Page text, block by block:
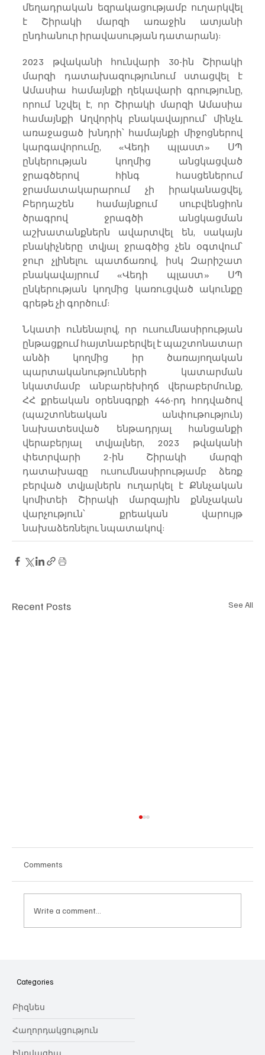
մեղադրական եզրակացությամբ ուղարկվել
է Շիրակի մարզի առաջին ատյանի
ընդհանուր իրավասության դատարան):
2023 թվականի հունվարի 30-ին Շիրակի
մարզի դատախազությունում ստացվել է
Ամասիա համայնքի ղեկավարի գրությունը,
որում նշվել է, որ Շիրակի մարզի Ամասիա
համայնքի Աղվորիկ բնակավայրում՝ մինչև
առաջացած խնդրի՝ համայնքի միջոցներով
կարգավորումը, «Վեդի պլաստ» ՍՊ
ընկերության կողմից անցկացված
ջրագծերով հինգ հասցեներում
ջրամատակարարում չի իրականացվել,
Բերդաշեն համայնքում սուբվենցիոն
ծրագրով ջրագծի անցկացման
աշխատանքներն ավարտվել են, սակայն
բնակիչները տվյալ ջրագծից չեն օգտվում՝
ջուր չլինելու պատճառով, իսկ Զարիշատ
բնակավայրում «Վեդի պլաստ» ՍՊ
ընկերության կողմից կառուցված ակունքը
գրեթե չի գործում:
Նկատի ունենալով, որ ուսումնասիրության
ընթացքում հայտնաբերվել է պաշտոնատար
անձի կողմից իր ծառայողական
պարտականությունների կատարման
նկատմամբ անբարեխիղճ վերաբերմունք,
ՀՀ քրեական օրենսգրքի 446-րդ հոդվածով
(պաշտոնեական անփութություն)
նախատեսված ենթադրյալ հանցանքի
վերաբերյալ տվյալներ, 2023 թվականի
փետրվարի 2-ին Շիրակի մարզի
դատախազը ուսումնասիրությամբ ձեռք
բերված տվյալներն ուղարկել է Քննչական
կոմիտեի Շիրակի մարզային քննչական
վարչություն՝ քրեական վարույթ
նախաձեռնելու նպատակով:
Recent Posts See All
նվիրում որոշում
Comments
Write a comment...
Categories
Բիզնես
Հաղորդակցություն
Ինովացիա